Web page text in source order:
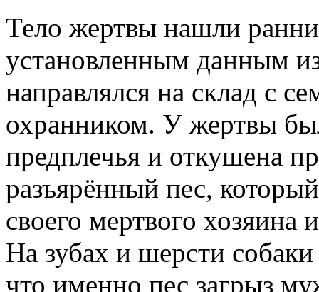
Тело жертвы нашли
установленным данным
направлялся на склад с
охранником. У жертвы
предплечья и откушена
разъярённый пес,
своего мертвого хозяина
На зубах и шерсти
что именно пес загрыз